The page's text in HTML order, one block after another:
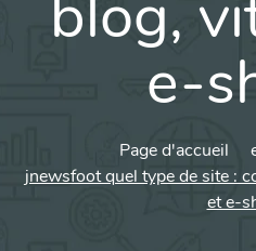
blog,
e-
Page d'accueil
jnewsfoot quel type de site :
et e-